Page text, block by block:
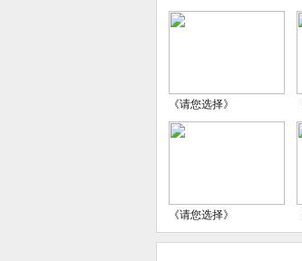
《请您选择》
《请您选择》